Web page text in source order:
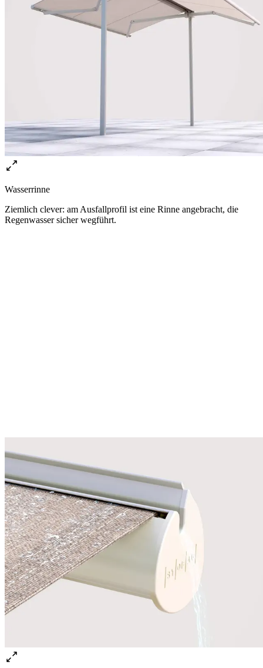
Wasserrinne
Ziemlich clever: am Ausfallprofil ist eine Rinne angebracht, die
Regenwasser sicher wegführt.